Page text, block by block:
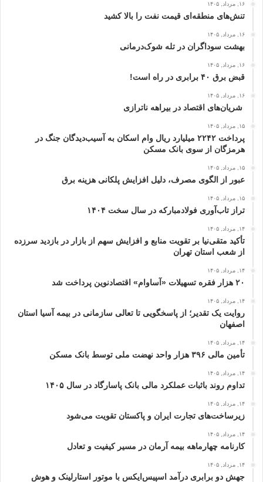
۱۶, مرداد, ۱۴۰۵
تنش‌های منطقه‌ای قیمت نفت را بالا کشید
۱۶, مرداد, ۱۴۰۵
بهشت سوداگران در تله شوک‌درمانی
۱۶, مرداد, ۱۴۰۵
قبض برق ۴۰ برابری در راه است!
۱۶, مرداد, ۱۴۰۵
شریان‌های اقتصاد در بیراهه ناترازی
۱۵, مرداد, ۱۴۰۵
پرداخت ۲۲۴۲ میلیارد ریال وام اسکان به آسیب‌دیدگان جنگ در
هرمزگان از سوی بانک مسکن
۱۵, مرداد, ۱۴۰۵
عبور از الگوی مصرف، دلیل افزایش پلکانی هزینه برق
۱۵, مرداد, ۱۴۰۵
تراز تاب‌آوری فولادمبارکه در سال سخت ۱۴۰۴
۱۴, مرداد, ۱۴۰۵
تأکید متقی‌نیا بر تقویت منابع و افزایش سهم از بازار در بازدید سرزده
از شعب استان تهران
۱۴, مرداد, ۱۴۰۵
۲۰ هزار فقره تسهیلات «آساوام» اقتصادنوین پرداخت شد
۱۴, مرداد, ۱۴۰۵
روایت یک تقدیر؛ از پاسخگویی تا تعالی سازمانی در بیمه آسیا استان
اصفهان
۱۴, مرداد, ۱۴۰۵
تأمین مالی ۳۹۶ هزار واحد نهضت ملی توسط بانک مسکن
۱۴, مرداد, ۱۴۰۵
تداوم روند باثبات عملکرد مالی بانک پاسارگاد در سال ۱۴۰۵
۱۴, مرداد, ۱۴۰۵
زیرساخت‌های تجارت ایران و پاکستان تقویت می‌شود
۱۴, مرداد, ۱۴۰۵
کارنامه چهارماهه بیمه آرمان در مسیر کیفیت و تعادل
۱۴, مرداد, ۱۴۰۵
جهش دو برابری درآمد اسپیس‌ایکس با موتور استارلینک و هوش